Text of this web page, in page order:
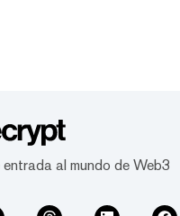
al mundo de Web3